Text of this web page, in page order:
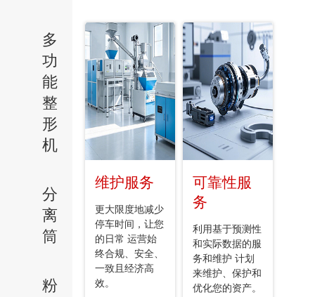
多
功
能
整
形
机
分
离
筒
粉
维护服务
更大限度地减少
停车时间，让您
的日常 运营始
终合规、安全、
一致且经济高
效。
可靠性服
务
利用基于预测性
和实际数据的服
务和维护 计划
来维护、保护和
优化您的资产。